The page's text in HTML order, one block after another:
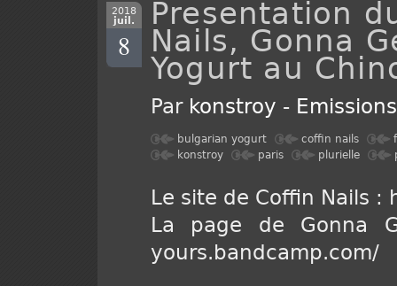
2018
juil.
8
Presentation
Nails, Gonna
Yogurt au
Par konstroy -
bulgarian yogurt coffin nails
konstroy
paris plurielle
Le site de Coffin Nails
La page de Gonna
yours.bandcamp.com/